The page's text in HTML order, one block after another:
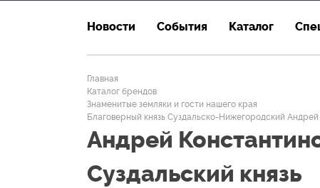
Новости События Каталог
Главная
Каталог брендов
Знаменитые земляки и гости нашего края
Благоверный князь Суздальско-Нижегородский Андрей
Андрей
Суздальский князь